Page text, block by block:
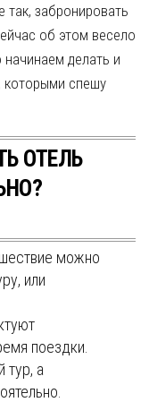
забронировать
об этом весело
делать и
которыми спешу
ОТЕЛЬ
можно
или
поездки.
тур, а